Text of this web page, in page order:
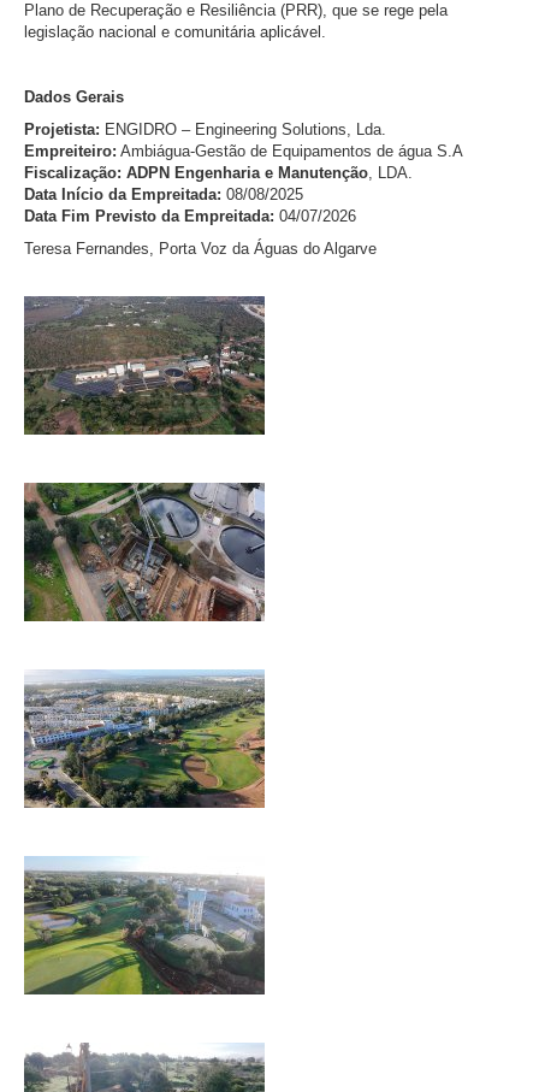
Plano de Recuperação e Resiliência (PRR), que se rege pela
legislação nacional e comunitária aplicável.
Dados Gerais
Projetista: ENGIDRO – Engineering Solutions, Lda.
Empreiteiro: Ambiágua-Gestão de Equipamentos de água S.A
Fiscalização: ADPN Engenharia e Manutenção, LDA.
Data Início da Empreitada: 08/08/2025
Data Fim Previsto da Empreitada: 04/07/2026
Teresa Fernandes, Porta Voz da Águas do Algarve